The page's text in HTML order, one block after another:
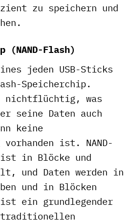
zu speichern und
(NAND-Flash)
jeden USB-Sticks
Speicherchip.
nichtflüchtig, was
seine Daten auch
keine
vorhanden ist. NAND-
in Blöcke und
und Daten werden in
und in Blöcken
ein grundlegender
traditionellen